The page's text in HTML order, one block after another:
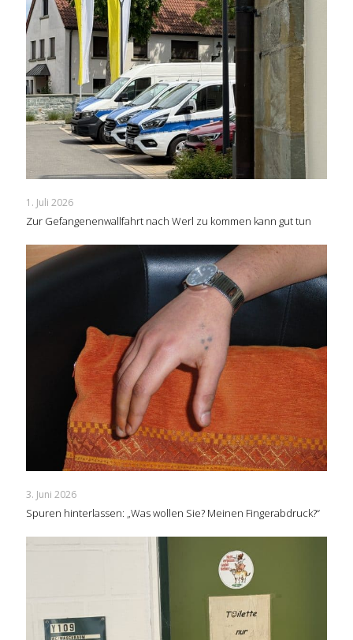
1. Juli 2026
Zur Gefangenenwallfahrt nach Werl zu kommen kann gut tun
3. Juni 2026
Spuren hinterlassen: „Was wollen Sie? Meinen Fingerabdruck?“